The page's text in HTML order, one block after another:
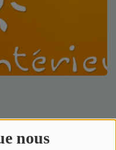
nous